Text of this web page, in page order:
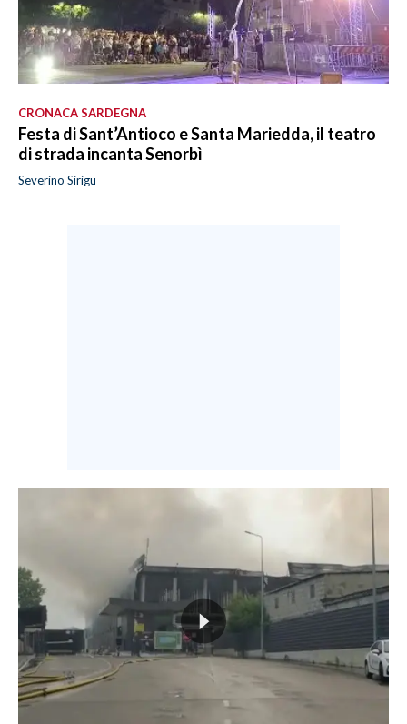
CRONACA SARDEGNA
Festa di Sant’Antioco e Santa Mariedda, il teatro
di strada incanta Senorbì
Severino Sirigu